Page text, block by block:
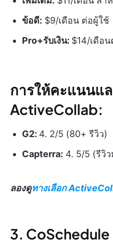
ข้อดี: $9/เดือน ต่อผู้ใช้
Pro+รับเงิน: $14/เดือ
การให้คะแนนแ
ActiveCollab:
G2: 4. 2/5 (80+ รีวิว)
Capterra: 4. 5/5 (รีวิ
ลองดูทางเลือก
3. CoSchedule